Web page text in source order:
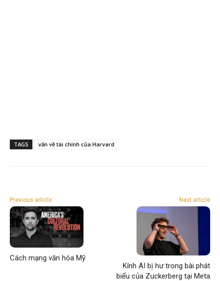
TAGS vấn về tài chính của Harvard
Previous article
Cách mạng văn hóa Mỹ
Next article
Kính AI bị hư trong bài phát
biểu của Zuckerberg tại Meta